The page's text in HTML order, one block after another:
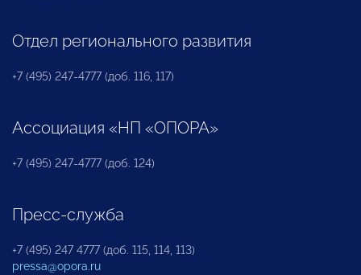
Отдел регионального развития
+7 (495) 247-4777 (доб. 116, 117)
Ассоциация «НП «ОПОРА»
+7 (495) 247-4777 (доб. 124)
Пресс-служба
+7 (495) 247 4777 (доб. 115, 114, 113)
pressa@opora.ru